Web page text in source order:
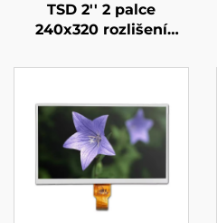
TSD 2'' 2 palce
240x320 rozlišení
IPS TFT LCD obrazovka